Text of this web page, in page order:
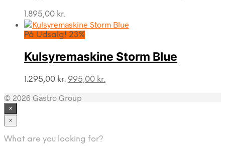
1.895,00 kr.
På Udsalg! 23%
Kulsyremaskine Storm Blue
1.295,00kr. Den
pris
995,00 kr.
© 2026 Gastro Group
×
×
What are you looking for?